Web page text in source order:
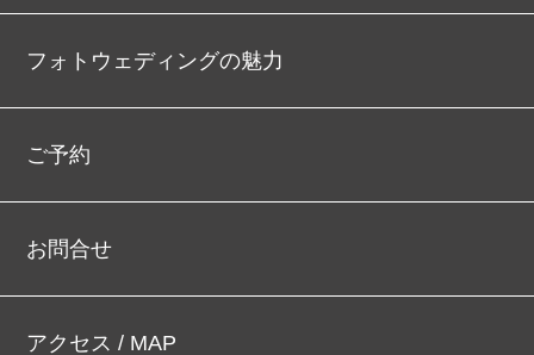
フォトウェディングの魅力
ご予約
お問合せ
アクセス / MAP